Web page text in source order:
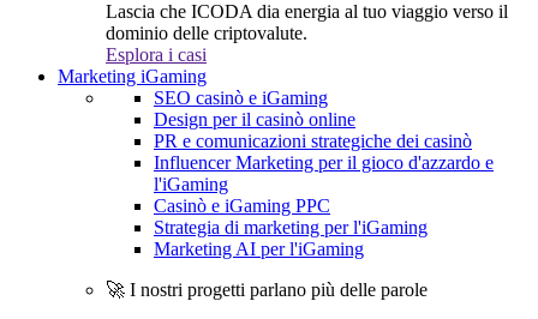
Lascia che ICODA dia energia al tuo viaggio verso il
dominio delle criptovalute.
Esplora i casi
Marketing iGaming
SEO casinò e iGaming
Design per il casinò online
PR e comunicazioni strategiche dei casinò
Influencer Marketing per il gioco d'azzardo e
l'iGaming
Casinò e iGaming PPC
Strategia di marketing per l'iGaming
Marketing AI per l'iGaming
🚀 I nostri progetti parlano più delle parole